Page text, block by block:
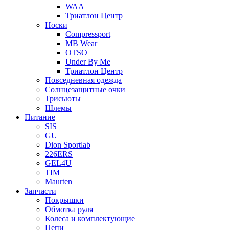
WAA
Триатлон Центр
Носки
Compressport
MB Wear
OTSO
Under By Me
Триатлон Центр
Повседневная одежда
Солнцезащитные очки
Трисьюты
Шлемы
Питание
SIS
GU
Dion Sportlab
226ERS
GEL4U
TIM
Maurten
Запчасти
Покрышки
Обмотка руля
Колеса и комплектующие
Цепи